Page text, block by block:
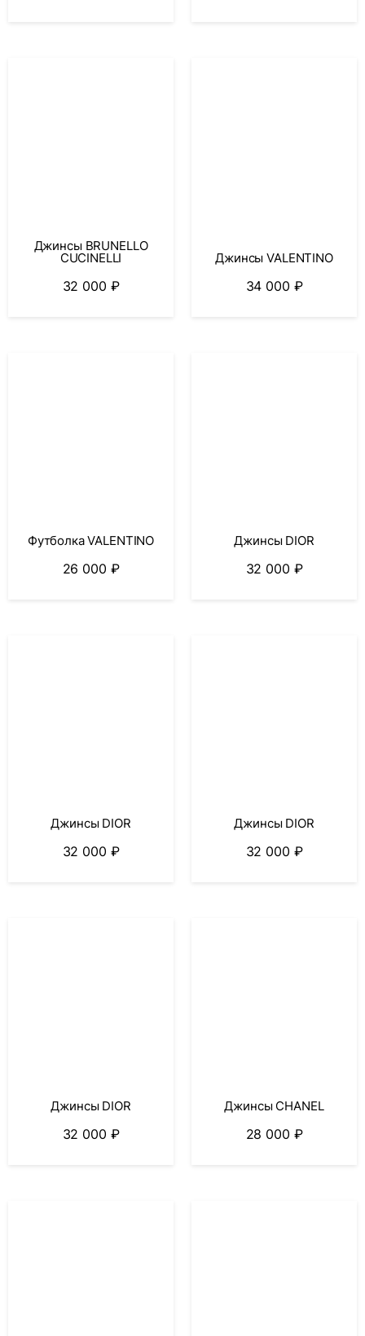
Джинсы BRUNELLO
CUCINELLI
32 000 ₽
Джинсы VALENTINO
34 000 ₽
Футболка VALENTINO
26 000 ₽
Джинсы DIOR
32 000 ₽
Джинсы DIOR
32 000 ₽
Джинсы DIOR
32 000 ₽
Джинсы DIOR
32 000 ₽
Джинсы CHANEL
28 000 ₽